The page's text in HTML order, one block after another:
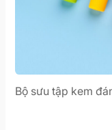
Bộ sưu tập kem